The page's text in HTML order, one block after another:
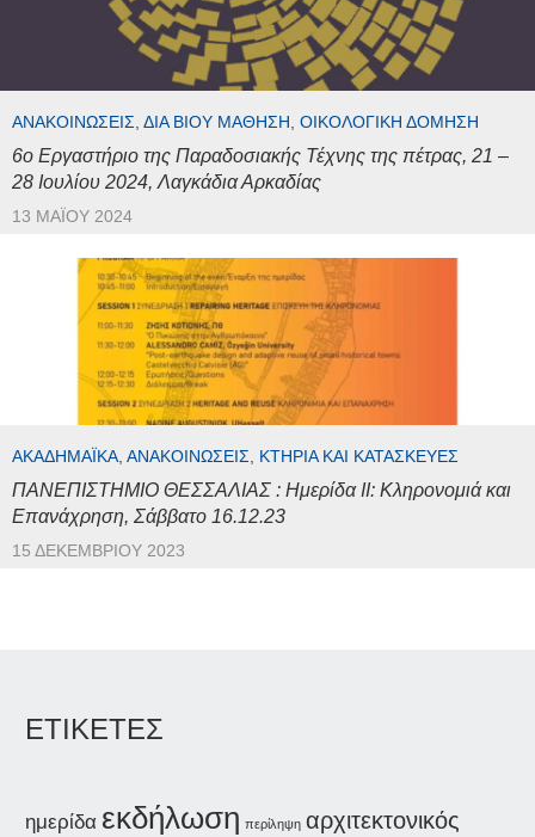
ΑΝΑΚΟΙΝΏΣΕΙΣ, ΔΙΆ ΒΊΟΥ ΜΆΘΗΣΗ, ΟΙΚΟΛΟΓΙΚΉ ΔΌΜΗΣΗ
6ο Εργαστήριο της Παραδοσιακής Τέχνης της πέτρας, 21 –
28 Ιουλίου 2024, Λαγκάδια Αρκαδίας
13 ΜΑΪ́ΟΥ 2024
ΑΚΑΔΗΜΑΪΚΆ, ΑΝΑΚΟΙΝΏΣΕΙΣ, ΚΤΉΡΙΑ ΚΑΙ ΚΑΤΑΣΚΕΥΈΣ
ΠΑΝΕΠΙΣΤΗΜΙΟ ΘΕΣΣΑΛΙΑΣ : Ημερίδα ΙΙ: Κληρονομιά και
Επανάχρηση, Σάββατο 16.12.23
15 ΔΕΚΕΜΒΡΊΟΥ 2023
ΕΤΙΚΕΤΕΣ
ημερίδα εκδήλωση περίληψη αρχιτεκτονικός